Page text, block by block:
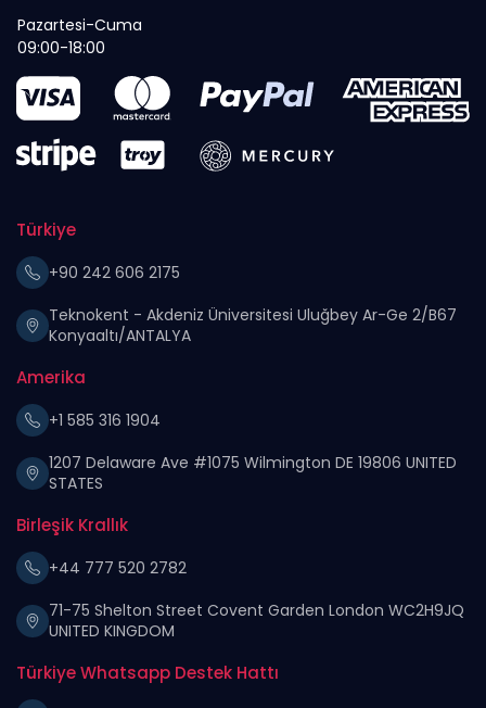
Pazartesi-Cuma
09:00-18:00
Türkiye
+90 242 606 2175
Teknokent - Akdeniz Üniversitesi Uluğbey Ar-Ge 2/B67
Konyaaltı/ANTALYA
Amerika
+1 585 316 1904
1207 Delaware Ave #1075 Wilmington DE 19806 UNITED
STATES
Birleşik Krallık
+44 777 520 2782
71-75 Shelton Street Covent Garden London WC2H9JQ
UNITED KINGDOM
Türkiye Whatsapp Destek Hattı